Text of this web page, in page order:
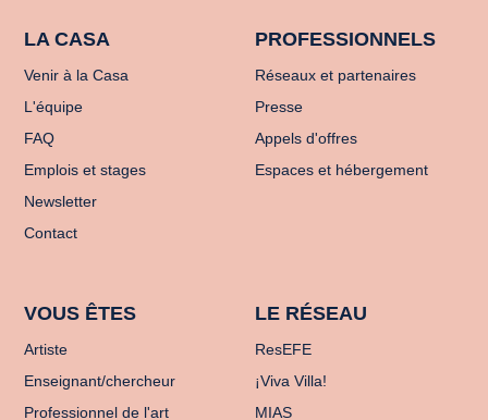
LA CASA
Venir à la Casa
L'équipe
FAQ
Emplois et stages
Newsletter
Contact
PROFESSIONNELS
Réseaux et partenaires
Presse
Appels d'offres
Espaces et hébergement
VOUS ÊTES
Artiste
Enseignant/chercheur
Professionnel de l'art
LE RÉSEAU
ResEFE
¡Viva Villa!
MIAS